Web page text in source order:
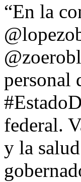
“En la
personal
federal.
y la